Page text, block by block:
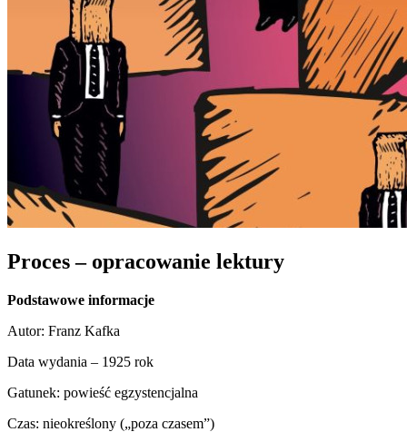
Proces – opracowanie lektury
Podstawowe informacje
Autor: Franz Kafka
Data wydania – 1925 rok
Gatunek: powieść egzystencjalna
Czas: nieokreślony („poza czasem”)